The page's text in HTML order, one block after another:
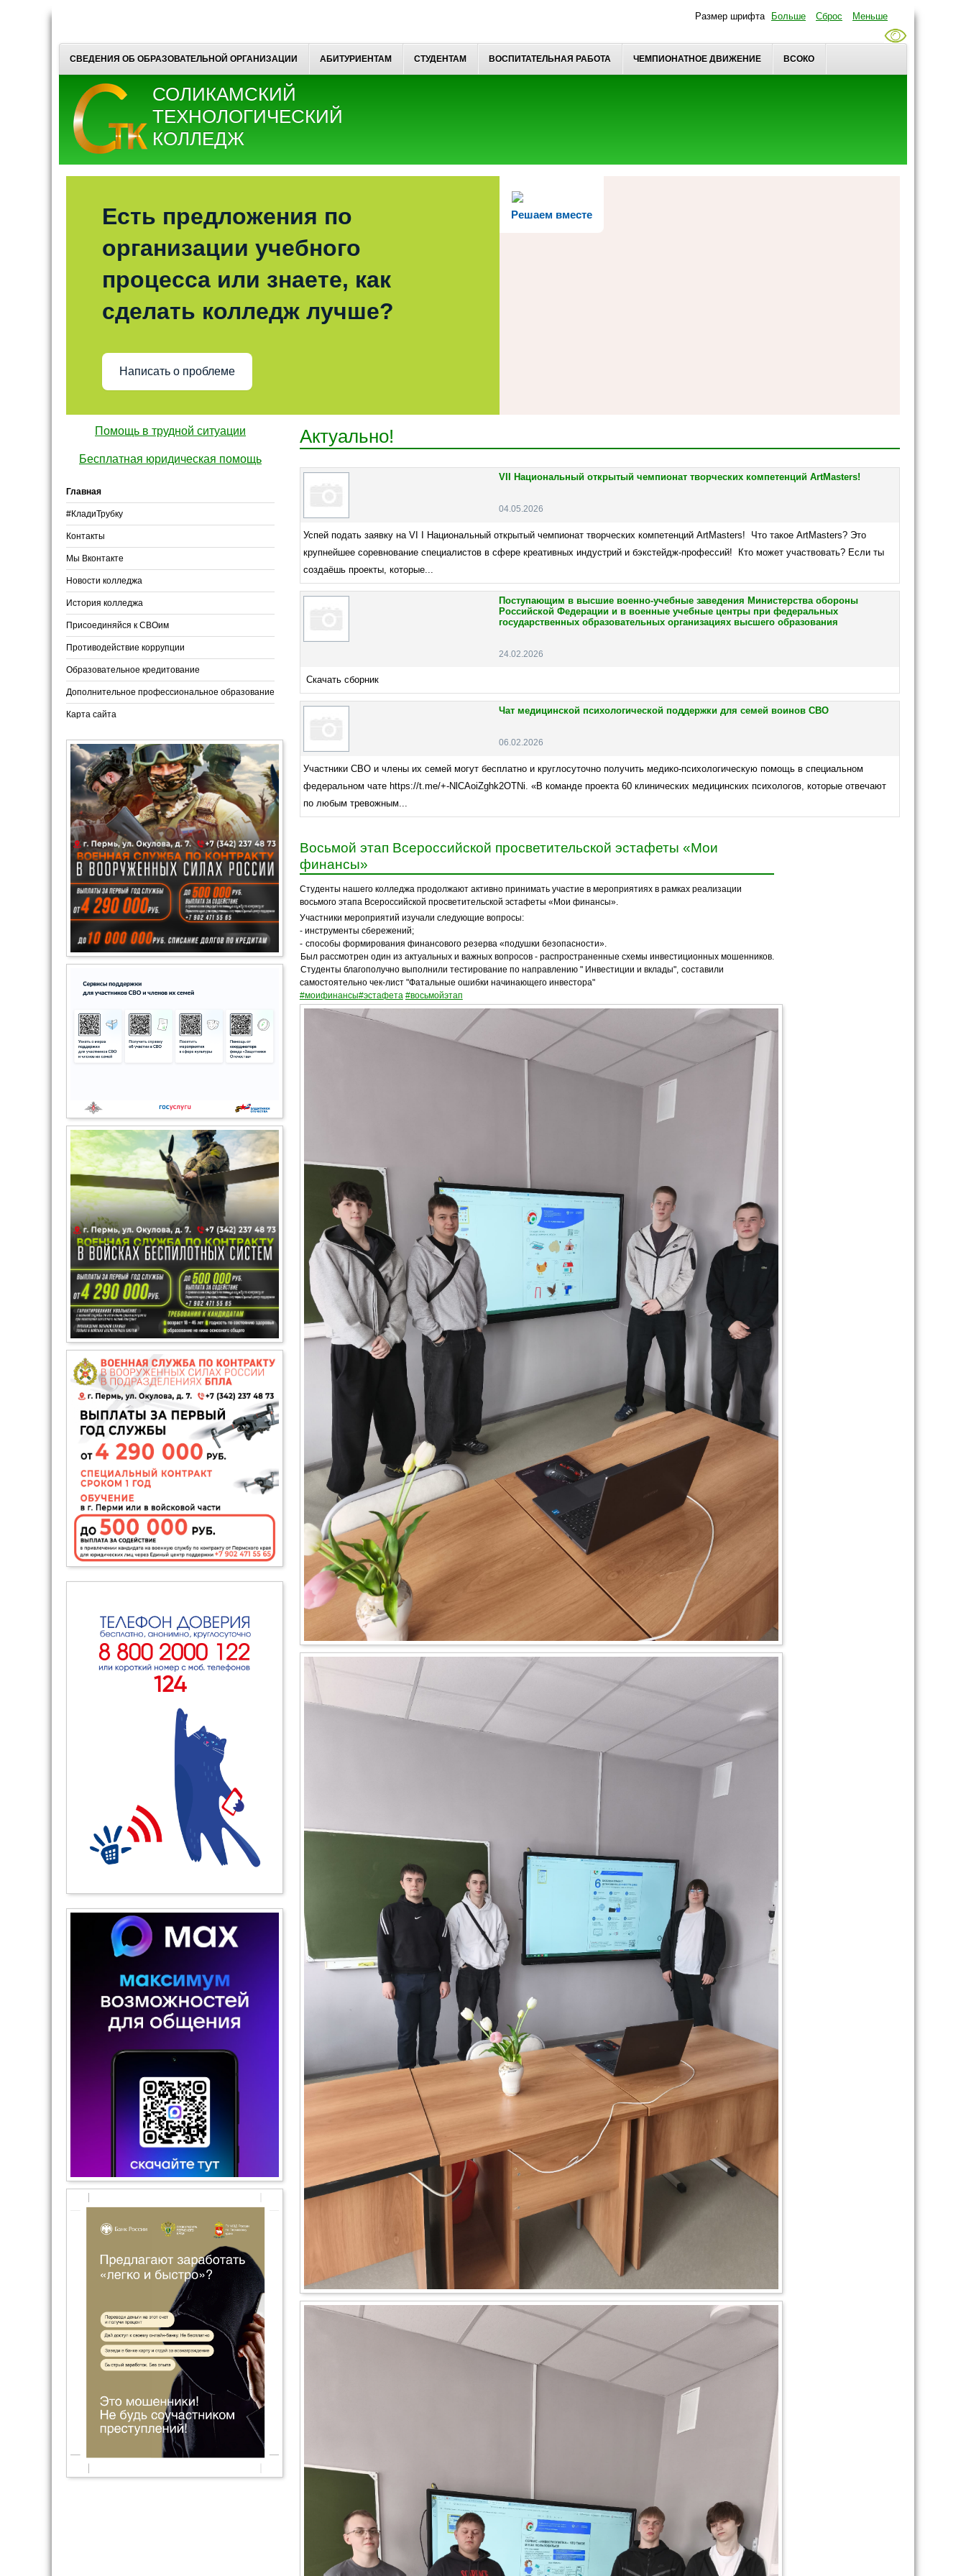
СОЛИКАМСКИЙ
ТЕХНОЛОГИЧЕСКИЙ
КОЛЛЕДЖ
СВЕДЕНИЯ ОБ ОБРАЗОВАТЕЛЬНОЙ ОРГАНИЗАЦИИ АБИТУРИЕНТАМ СТУДЕНТАМ ВОСПИТАТЕЛЬНАЯ РАБОТА ЧЕМПИОНАТНОЕ ДВИЖЕНИЕ ВСОКО
Размер шрифта Больше Сброс Меньше
Решаем вместе
Есть предложения по
организации учебного
процесса или знаете, как
сделать колледж лучше?
Написать о проблеме
Помощь в трудной ситуации
Бесплатная юридическая помощь
Главная
#КладиТрубку
Контакты
Мы Вконтакте
Новости колледжа
История колледжа
Присоединяйся к СВОим
Противодействие коррупции
Образовательное кредитование
Дополнительное профессиональное образование
Карта сайта
Актуально!
VII Национальный открытый чемпионат творческих компетенций ArtMasters!
04.05.2026
Успей подать заявку на VI I Национальный открытый чемпионат творческих компетенций ArtMasters! Что такое ArtMasters? Это
крупнейшее соревнование специалистов в сфере креативных индустрий и бэкстейдж-профессий! Кто может участвовать? Если ты
создаёшь проекты, которые...
Поступающим в высшие военно-учебные заведения Министерства обороны
Российской Федерации и в военные учебные центры при федеральных
государственных образовательных организациях высшего образования
24.02.2026
Скачать сборник
Чат медицинской психологической поддержки для семей воинов СВО
06.02.2026
Участники СВО и члены их семей могут бесплатно и круглосуточно получить медико-психологическую помощь в специальном
федеральном чате https://t.me/+-NlCAoiZghk2OTNi. «В команде проекта 60 клинических медицинских психологов, которые отвечают
по любым тревожным...
Восьмой этап Всероссийской просветительской эстафеты «Мои
финансы»
Студенты нашего колледжа продолжают активно принимать участие в мероприятиях в рамках реализации
восьмого этапа Всероссийской просветительской эстафеты «Мои финансы».
Участники мероприятий изучали следующие вопросы:
- инструменты сбережений;
- способы формирования финансового резерва «подушки безопасности».
Был рассмотрен один из актуальных и важных вопросов - распространенные схемы инвестиционных мошенников.
Студенты благополучно выполнили тестирование по направлению " Инвестиции и вклады", составили
самостоятельно чек-лист "Фатальные ошибки начинающего инвестора"
#моифинансы#эстафета #восьмойэтап